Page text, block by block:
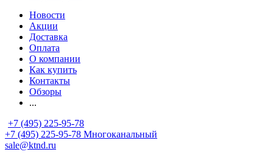
Новости
Акции
Доставка
Оплата
О компании
Как купить
Контакты
Обзоры
...
+7 (495) 225-95-78
+7 (495) 225-95-78 Многоканальный
sale@ktnd.ru